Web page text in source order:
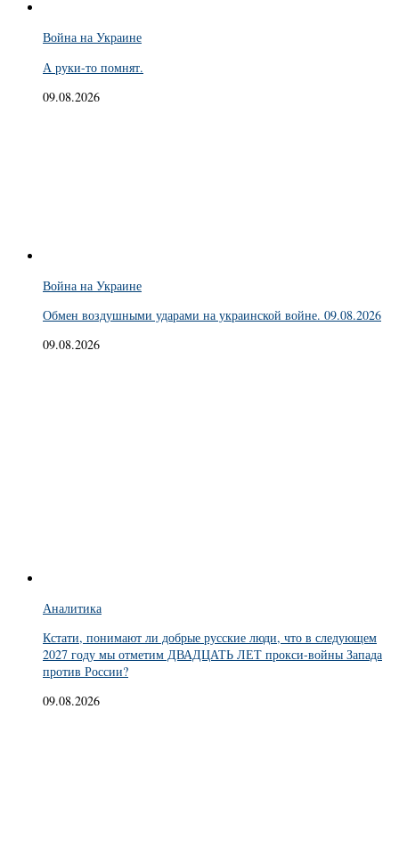
Война на Украине
А руки-то помнят.
09.08.2026
Война на Украине
Обмен воздушными ударами на украинской войне. 09.08.2026
09.08.2026
Аналитика
Кстати, понимают ли добрые русские люди, что в следующем
2027 году мы отметим ДВАДЦАТЬ ЛЕТ прокси-войны Запада
против России?
09.08.2026